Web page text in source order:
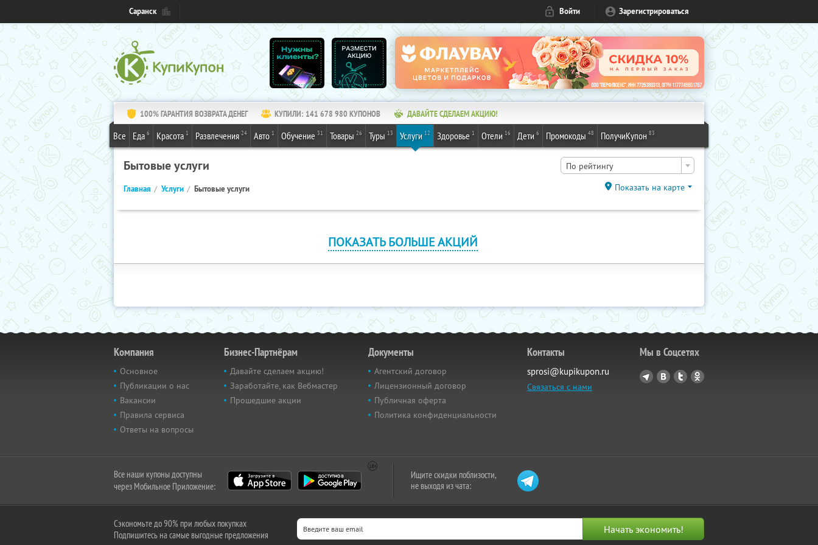
Саранск Войти Зарегистрироваться
100% ГАРАНТИЯ ВОЗВРАТА ДЕНЕГ КУПИЛИ: 141 678 980КУПОНОВ ДАВАЙТЕ СДЕЛАЕМ АКЦИЮ!
Все Еда 6 Красота 1 Развлечения 24 Авто 1 Обучение 31 Товары 26 Туры 13 Услуги 12 Здоровье 1 Отели 16 Дети 6 Промокоды 48 ПолучиКупон 83
Бытовые услуги По рейтингу
Главная Услуги Бытовые услуги Показать на карте
ПОКАЗАТЬ БОЛЬШЕ АКЦИЙ
Компания
Основное
Публикации о нас
Вакансии
Правила сервиса
Ответы на вопросы
Бизнес-Партнёрам
Давайте сделаем акцию!
Заработайте, как Вебмастер
Прошедшие акции
Документы
Агентский договор
Лицензионный договор
Публичная оферта
Политика конфиденциальности
Контакты
sprosi@kupikupon.ru
Связаться с нами
Мы в Соцсетях
Все наши купоны доступны
через Мобильное Приложение:
Ищите скидки поблизости,
не выходя из чата:
Сэкономьте до 90% при любых покупках
Подпишитесь на самые выгодные предложения